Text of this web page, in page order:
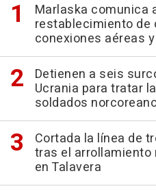
Marlaska comunica
restablecimiento
conexiones aéreas
Detienen a seis
Ucrania para tratar
soldados
Cortada la línea de
tras el arrollamiento
en Talavera